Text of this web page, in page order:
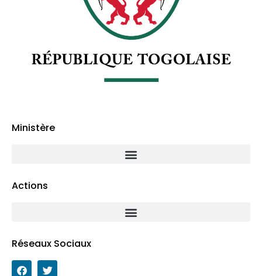
Ministère
Actions
Réseaux Sociaux